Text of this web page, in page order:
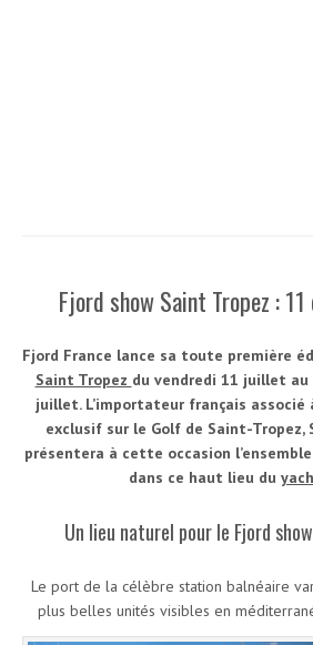
Fjord show Saint Tropez :
Fjord France lance sa toute première
Saint Tropez du vendredi 11 juillet au
juillet. L’importateur français
exclusif sur le Golf de Saint-Tropez,
présentera à cette occasion
dans ce haut lieu du
Un lieu naturel pour le Fjord
Le port de la célèbre station balnéaire
plus belles unités visibles en